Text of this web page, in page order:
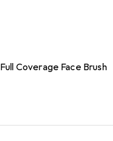
Full Coverage Face Brush